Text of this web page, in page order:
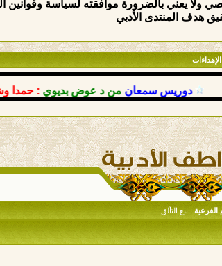
يعني بالضرورة موافقته لسياسة وقوانين
هدف المنتدى الأدبي
الإهداءات
دوريس سمعان من د عوض بديوي : حمدا
الفرعية : نبع التألق